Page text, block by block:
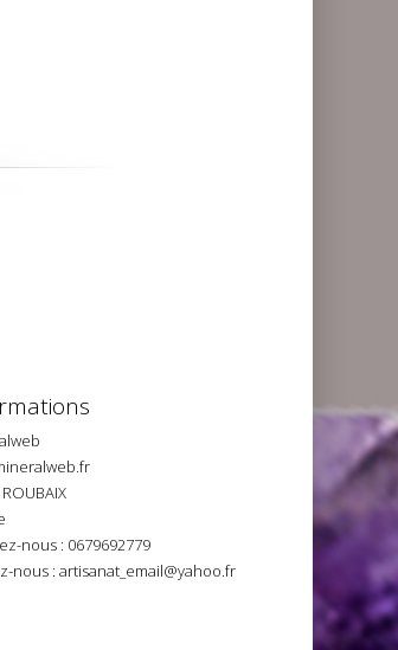
nous : 0679692779
nous : artisanat_email@yahoo.fr